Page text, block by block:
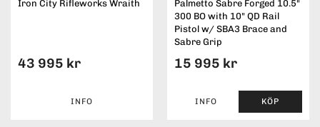
Iron City Rifleworks Wraith
43 995 kr
INFO
Palmetto Sabre Forged 10.5"
300 BO with 10" QD Rail
Pistol w/ SBA3 Brace and
Sabre Grip
15 995 kr
INFO KÖP